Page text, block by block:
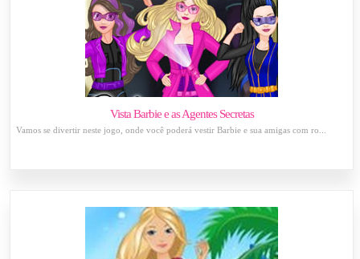
Vista Barbie e as Agentes Secretas
Vamos se divertir neste jogo, onde você poderá vestir Barbie e sua amigas com ro...